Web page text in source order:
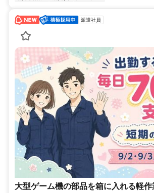
派遣社員
大型ゲーム機の部品を箱に入れる軽